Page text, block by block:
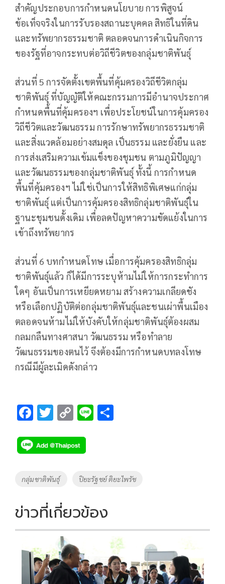
สำคัญประกอบการกำหนดนโยบาย การพิสูจน์
ข้อเท็จจริงในการรับรองสถานะบุคคล สิทธิในที่ดิน
และทรัพยากรธรรมชาติ ตลอดจนการดำเนินกิจการ
ของรัฐที่อาจกระทบต่อวิถีชีวิตของกลุ่มชาติพันธุ์
ส่วนที่ 5 การจัดตั้งเขตพื้นที่คุ้มครองวิถีชีวิตกลุ่ม
ชาติพันธุ์ ที่บัญญัติให้คณะกรรมการมีอำนาจประกาศ
กำหนดพื้นที่คุ้มครองฯ เพื่อประโยชน์ในการคุ้มครอง
วิถีชีวิตและวัฒนธรรม การรักษาทรัพยากรธรรมชาติ
และสิ่งแวดล้อมอย่างสมดุล เป็นธรรม และยั่งยืน และ
การส่งเสริมความเข้มแข็งของชุมชน ตามภูมิปัญญา
และวัฒนธรรมของกลุ่มชาติพันธุ์ ทั้งนี้ การกำหนด
พื้นที่คุ้มครองฯ ไม่ใช่เป็นการให้สิทธิพิเศษแก่กลุ่ม
ชาติพันธุ์ แต่เป็นการคุ้มครองสิทธิกลุ่มชาติพันธุ์ใน
ฐานะชุมชนดั้งเดิม เพื่อลดปัญหาความขัดแย้งในการ
เข้าถึงทรัพยากร
ส่วนที่ 6 บทกำหนดโทษ เมื่อการคุ้มครองสิทธิกลุ่ม
ชาติพันธุ์แล้ว ก็ได้มีการระบุห้ามไม่ให้การกระทำการ
ใดๆ อันเป็นการเหยียดหยาม สร้างความเกลียดชัง
หรือเลือกปฏิบัติต่อกลุ่มชาติพันธุ์และชนเผ่าพื้นเมือง
ตลอดจนห้ามไม่ให้บังคับให้กลุ่มชาติพันธุ์ต้องผสม
กลมกลืนทางศาสนา วัฒนธรรม หรือทำลาย
วัฒนธรรมของตนไว้ จึงต้องมีการกำหนดบทลงโทษ
กรณีมีผู้ละเมิดดังกล่าว
F
e
b
o
k
T
tt
er
C
p
y
Li
k
Li
Tags
กลุ่มชาติพันธุ์ ปิยะรัฐชย์ ติยะไพรัช
ข่าวที่เกี่ยวข้อง